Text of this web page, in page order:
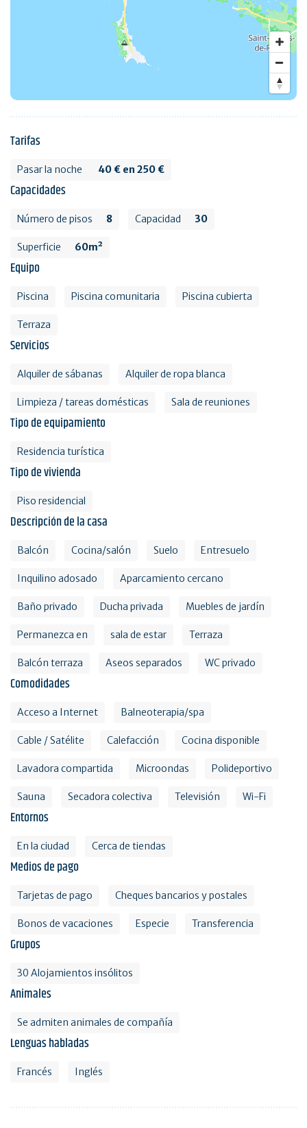
Tarifas
Pasar la noche 40 € en 250 €
Capacidades
Número de pisos 8 Capacidad 30
Superficie 60m²
Equipo
Piscina Piscina comunitaria Piscina cubierta
Terraza
Servicios
Alquiler de sábanas Alquiler de ropa blanca
Limpieza / tareas domésticas Sala de reuniones
Tipo de equipamiento
Residencia turística
Tipo de vivienda
Piso residencial
Descripción de la casa
Balcón Cocina/salón Suelo Entresuelo
Inquilino adosado Aparcamiento cercano
Baño privado Ducha privada Muebles de jardín
Permanezca en sala de estar Terraza
Balcón terraza Aseos separados WC privado
Comodidades
Acceso a Internet Balneoterapia/spa
Cable / Satélite Calefacción Cocina disponible
Lavadora compartida Microondas Polideportivo
Sauna Secadora colectiva Televisión Wi-Fi
Entornos
En la ciudad Cerca de tiendas
Medios de pago
Tarjetas de pago Cheques bancarios y postales
Bonos de vacaciones Especie Transferencia
Grupos
30 Alojamientos insólitos
Animales
Se admiten animales de compañía
Lenguas habladas
Francés Inglés